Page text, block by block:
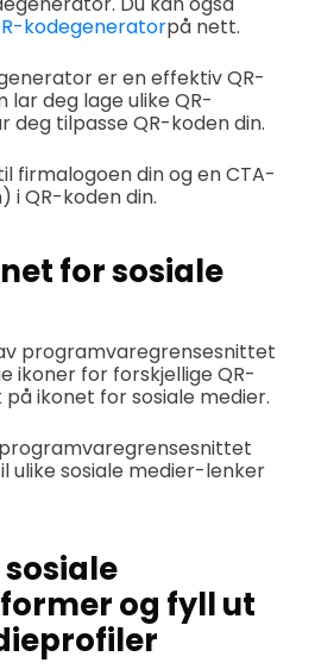
kodegeneratorpå nett.
er en effektiv QR-
deg lage ulike QR-
deg tilpasse QR-koden din.
firmalogoen din og en CTA-
i QR-koden din.
for sosiale
programvaregrensesnittet
ikoner for forskjellige QR-
på ikonet for sosiale medier.
ulike sosiale medier-lenker
og fyll ut